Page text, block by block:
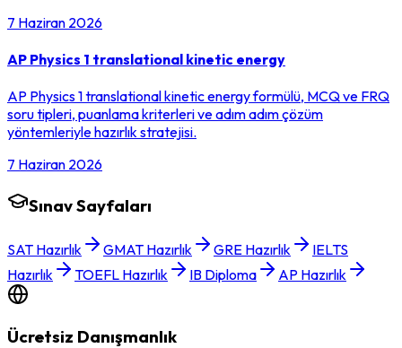
7 Haziran 2026
AP Physics 1 translational kinetic energy
AP Physics 1 translational kinetic energy formülü, MCQ ve FRQ
soru tipleri, puanlama kriterleri ve adım adım çözüm
yöntemleriyle hazırlık stratejisi.
7 Haziran 2026
Sınav Sayfaları
SAT Hazırlık GMAT Hazırlık GRE Hazırlık
IELTS
Hazırlık
TOEFL Hazırlık IB Diploma AP Hazırlık
Ücretsiz Danışmanlık